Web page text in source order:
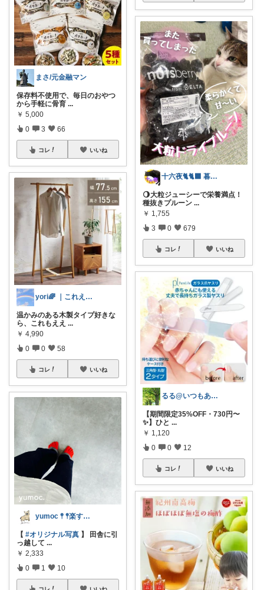
まさ/元金融マン
保存料不使用で、毎日のおやつ
から手軽に骨育 ...
￥ 5,000
0 3 66
コレ いいね
yori🌈 ｜これええやん。
温かみのある木製タイプ好きな
ら、これもええ ...
￥ 4,990
0 0 58
コレ いいね
yumoc 𖤣 𖤣楽するシンプリスト
【 #オリジナル写真 】 田舎に引
っ越して ...
￥ 2,333
0 1 10
コレ いいね
十六夜🐈🐈‍⬛ 暮らしのあれこれ
🌖大粒ジューシーで栄養満点！
種抜きプルーン ...
￥ 1,755
3 0 679
コレ いいね
るる@いつもありがとうございます
【期間限定35%OFF・730円〜
✨】ひと ...
￥ 1,120
0 0 12
コレ いいね